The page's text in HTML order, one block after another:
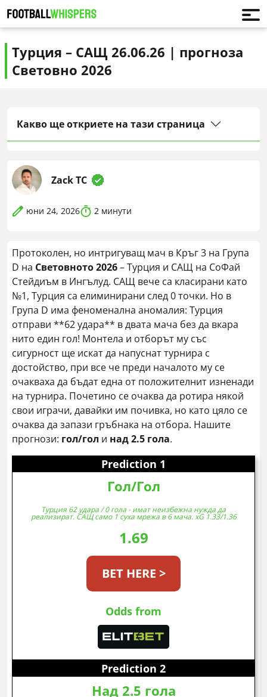
Турция – САЩ 26.06.26 | прогноза
Световно 2026
Какво ще откриете на тази страница
Zack TC
юни 24, 2026 2 минути
Протоколен, но интригуващ мач в Кръг 3 на Група
D на Световното 2026– Турция и САЩ на СоФай
Стейдиъм в Ингълуд. САЩ вече са класирани като
№1, Турция са елиминирани след 0 точки. Но в
Група D има феноменална аномалия: Турция
отправи **62 удара** в двата мача без да вкара
нито един гол! Монтела и отборът му със
сигурност ще искат да напуснат турнира с
достойство, при все че преди началото му се
очакваха да бъдат една от положителнит изненади
на турнира. Почетино се очаква да ротира някой
свои играчи, давайки им почивка, но като цяло се
очаква да запази гръбнака на отбора. Нашите
прогнози: гол/гол и над 2.5 гола.
Prediction 1
Гол/Гол
Турция 62 удара / 0 гола - имат неизбежна нужда да
реализират. САЩ само 1 суха мрежа в 6 мача. xG 1.33/1.36
1.69
BET HERE >
Odds from
Prediction 2
Над 2.5 гола